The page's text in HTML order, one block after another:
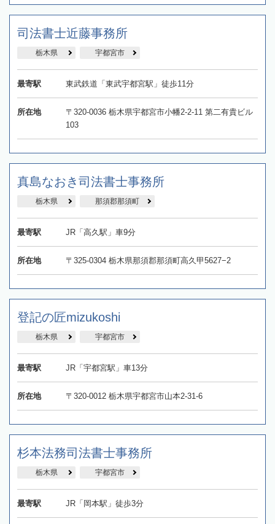
司法書士近藤事務所
栃木県 宇都宮市
最寄駅 東武鉄道「東武宇都宮駅」徒歩11分
所在地
〒320-0036 栃木県宇都宮市小幡2-2-11 第二有貴ビル
103
真島なおき司法書士事務所
栃木県 那須郡那須町
最寄駅 JR「高久駅」車9分
所在地 〒325-0304 栃木県那須郡那須町高久甲5627−2
登記の匠mizukoshi
栃木県 宇都宮市
最寄駅 JR「宇都宮駅」車13分
所在地 〒320-0012 栃木県宇都宮市山本2-31-6
杉本法務司法書士事務所
栃木県 宇都宮市
最寄駅 JR「岡本駅」徒歩3分